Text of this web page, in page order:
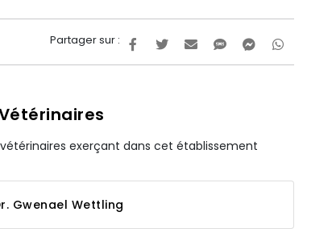
Partager sur :
vétérinaires exerçant dans cet établissement
Gwenael Wettling